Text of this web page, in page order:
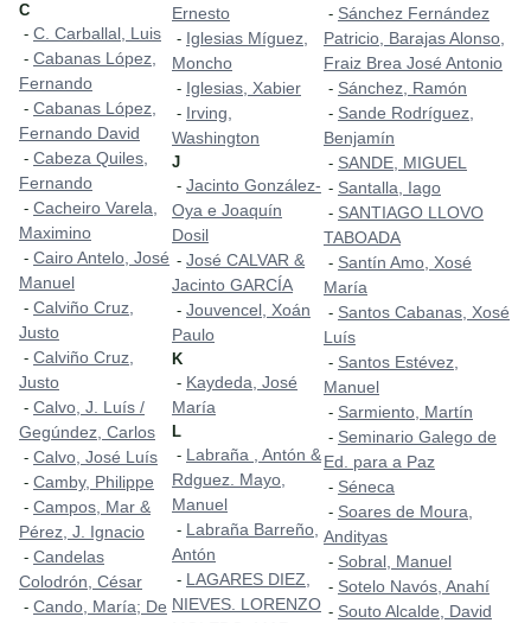
C
- C. Carballal, Luis
- Cabanas López,
Fernando
- Cabanas López,
Fernando David
- Cabeza Quiles,
Fernando
- Cacheiro Varela,
Maximino
- Cairo Antelo, José
Manuel
- Calviño Cruz,
Justo
- Calviño Cruz,
Justo
- Calvo, J. Luís /
Gegúndez, Carlos
- Calvo, José Luís
- Camby, Philippe
- Campos, Mar &
Pérez, J. Ignacio
- Candelas
Colodrón, César
- Cando, María; De
Ernesto
- Iglesias Míguez,
Moncho
- Iglesias, Xabier
- Irving,
Washington
J
- Jacinto González-
Oya e Joaquín
Dosil
- José CALVAR &
Jacinto GARCÍA
- Jouvencel, Xoán
Paulo
K
- Kaydeda, José
María
L
- Labraña , Antón &
Rdguez. Mayo,
Manuel
- Labraña Barreño,
Antón
- LAGARES DIEZ,
NIEVES. LORENZO
- Sánchez Fernández
Patricio, Barajas Alonso,
Fraiz Brea José Antonio
- Sánchez, Ramón
- Sande Rodríguez,
Benjamín
- SANDE, MIGUEL
- Santalla, Iago
- SANTIAGO LLOVO
TABOADA
- Santín Amo, Xosé
María
- Santos Cabanas, Xosé
Luís
- Santos Estévez,
Manuel
- Sarmiento, Martín
- Seminario Galego de
Ed. para a Paz
- Séneca
- Soares de Moura,
Andityas
- Sobral, Manuel
- Sotelo Navós, Anahí
- Souto Alcalde, David